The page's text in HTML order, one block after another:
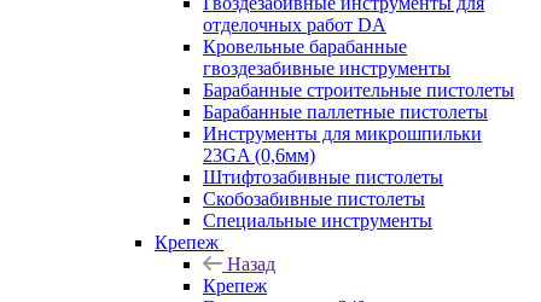
отделочных работ DA
Кровельные барабанные
гвоздезабивные инструменты
Барабанные строительные пистолеты
Барабанные паллетные пистолеты
Инструменты для микрошпильки
23GA (0,6мм)
Штифтозабивные пистолеты
Скобозабивные пистолеты
Специальные инструменты
Крепеж
Назад
Крепеж